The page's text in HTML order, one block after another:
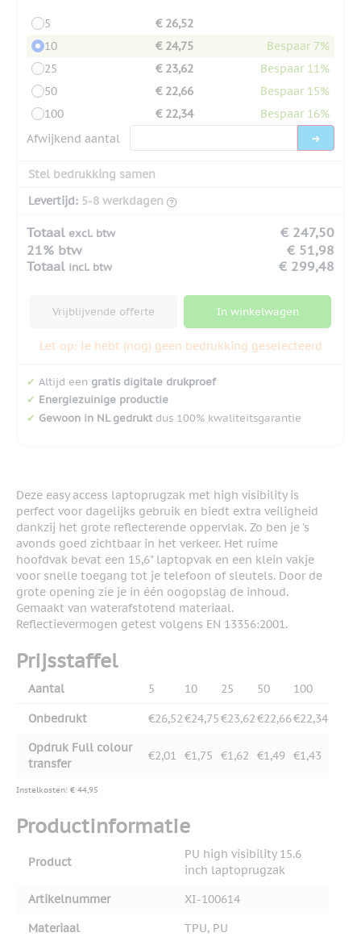
5
€ 26,52
10
€ 24,75
Bespaar 7%
25
€ 23,62
Bespaar 11%
50
€ 22,66
Bespaar 15%
100
€ 22,34
Bespaar 16%
Afwijkend aantal
Stel bedrukking samen
Levertijd: 5-8 werkdagen
Totaal excl. btw
€ 247,50
21% btw
€ 51,98
Totaal incl. btw € 299,48
Vrijblijvende offerte In winkelwagen
Let op: Je hebt (nog) geen bedrukking geselecteerd
✔ Altijd een gratis digitale drukproef
✔ Energiezuinige productie
✔ Gewoon in NL gedruktdus 100% kwaliteitsgarantie
Deze easy access laptoprugzak met high visibility is
perfect voor dagelijks gebruik en biedt extra veiligheid
dankzij het grote reflecterende oppervlak. Zo ben je ’s
avonds goed zichtbaar in het verkeer. Het ruime
hoofdvak bevat een 15,6" laptopvak en een klein vakje
voor snelle toegang tot je telefoon of sleutels. Door de
grote opening zie je in één oogopslag de inhoud.
Gemaakt van waterafstotend materiaal.
Reflectievermogen getest volgens EN 13356:2001.
Prijsstaffel
Aantal 5 10 25 50 100
Onbedrukt €26,52€24,75€23,62€22,66€22,34
Opdruk Full colour
transfer
€2,01 €1,75 €1,62 €1,49 €1,43
Instelkosten: € 44,95
Productinformatie
Product
PU high visibility 15.6
inch laptoprugzak
Artikelnummer
XI-100614
Materiaal
TPU, PU